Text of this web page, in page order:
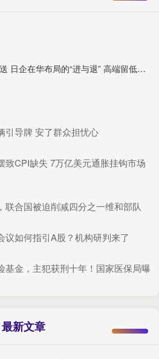
优配送 日企在华布局的“进与退” 高端留低端撤
引导牌 安了群众担忧心
致CPI缺失 7万亿美元通胀挂钩市场
联合国被迫削减四分之一维和部队
议如何指引A股？机构研判来了
基金，主犯获刑十年！国家医保局曝
最新文章